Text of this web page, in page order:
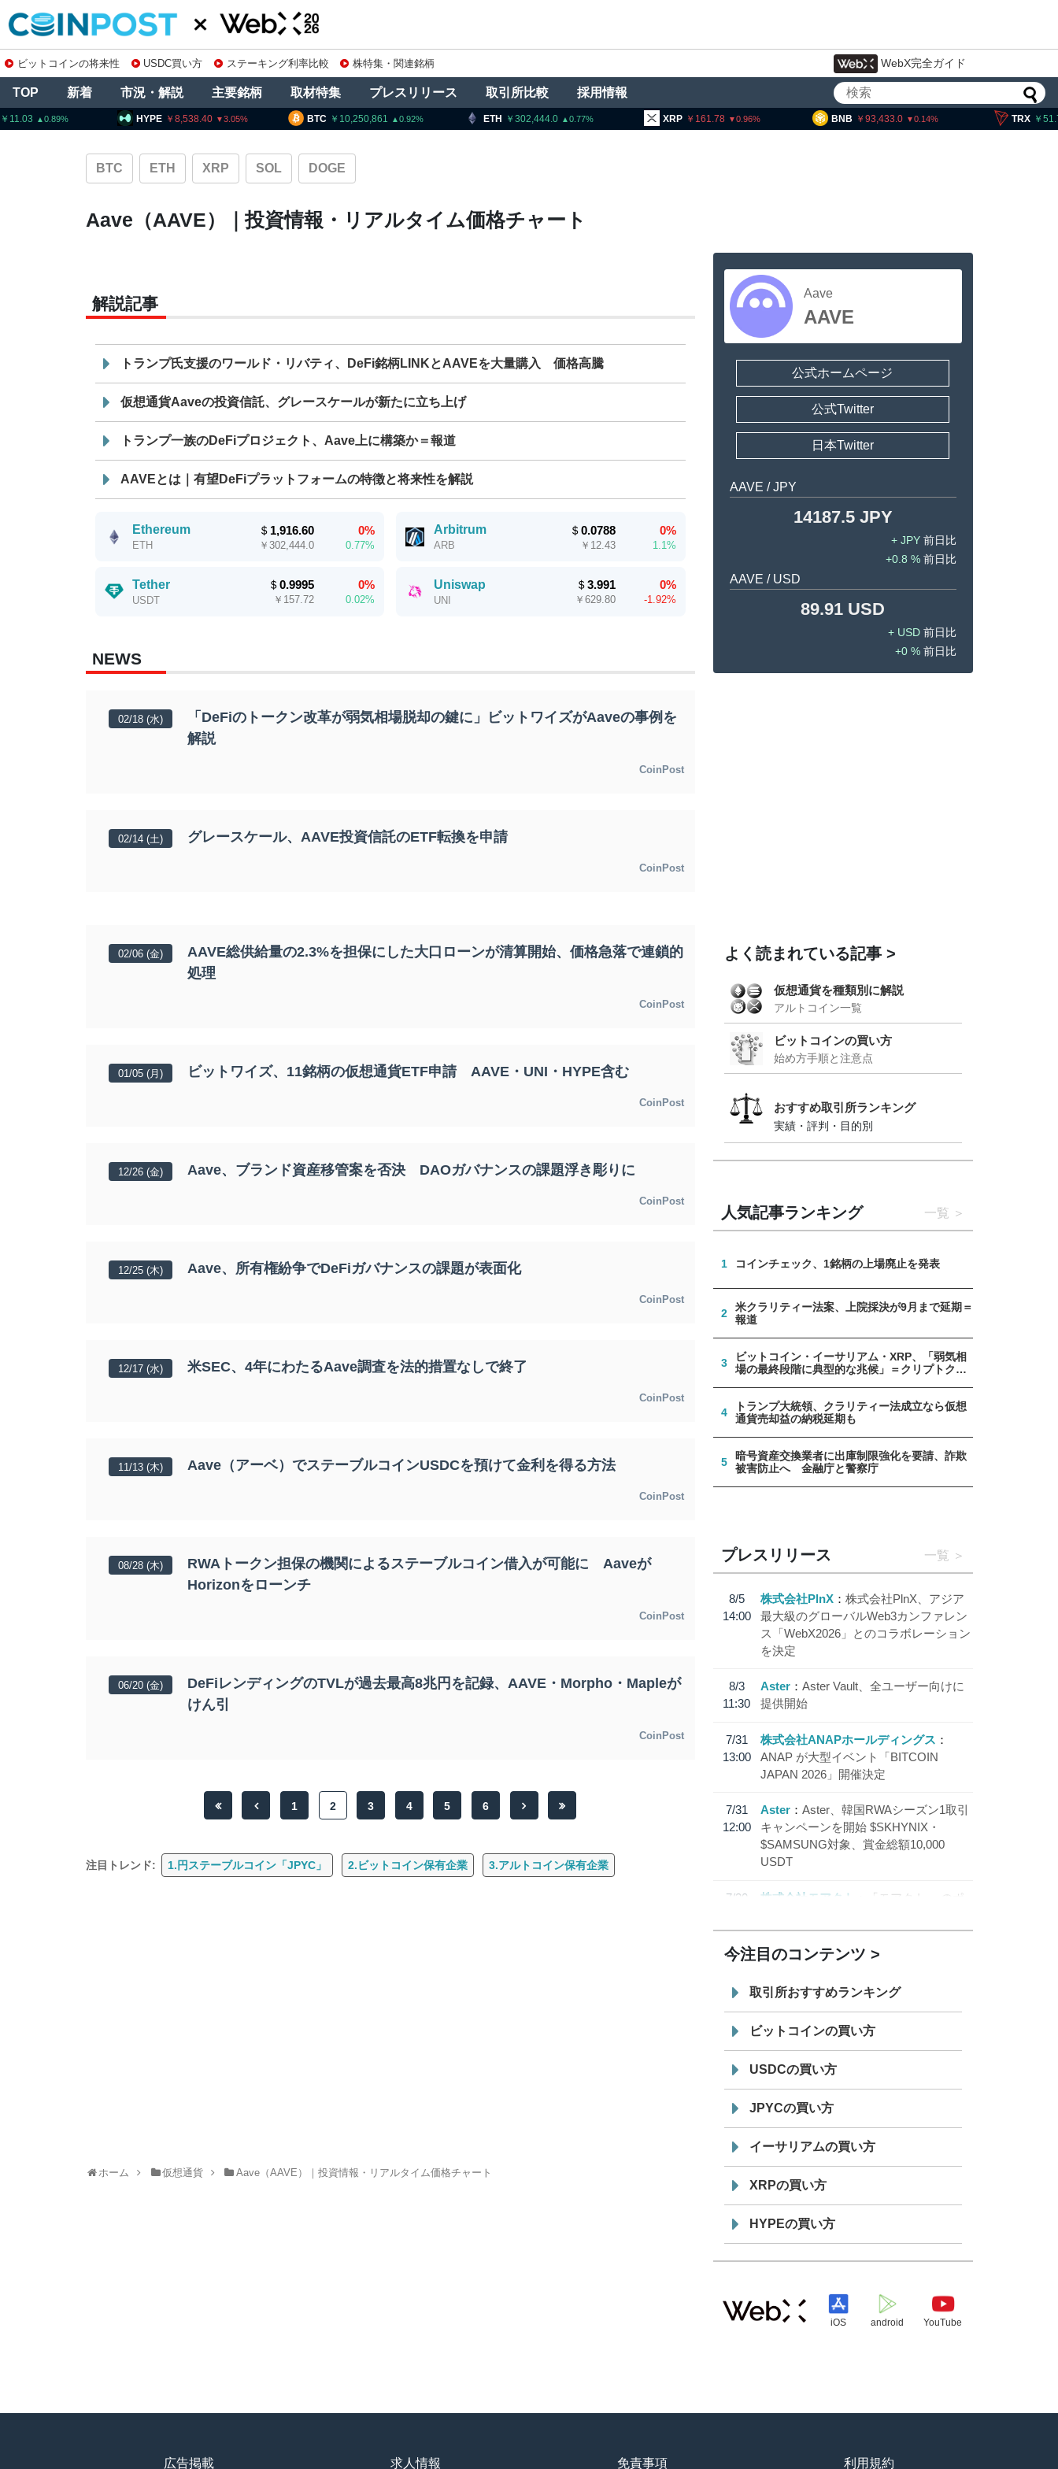
ビットコインの将来性 USDC買い方 ステーキング利率比較 株特集・関連銘柄 WebX完全ガイド
TOP 新着 市況・解説 主要銘柄 取材特集 プレスリリース 取引所比較 採用情報
BTC 10,250,861 0.92 ETH 302,444.0 0.77 XRP 161.78 0.96 BNB 93,433.0 0.14 TRX
11.03 0.89 HYPE 8,538.40 3.05
BTC ETH XRP SOL DOGE
Aave（AAVE）｜投資情報・リアルタイム価格チャート
解説記事
トランプ氏支援のワールド・リバティ、DeFi銘柄LINKとAAVEを大量購入 価格高騰
仮想通貨Aaveの投資信託、グレースケールが新たに立ち上げ
トランプ一族のDeFiプロジェクト、Aave上に構築か＝報道
AAVEとは｜有望DeFiプラットフォームの特徴と将来性を解説
Ethereum
ETH
＄ 1,916.60
￥302,444.0
0%
0.77%
Arbitrum
ARB
＄0.0788
￥ 12.43
0%
1.1%
Tether
USDT
＄0.9995
￥ 157.72
0%
0.02%
Uniswap
UNI
＄3.991
￥ 629.80
0%
-1.92%
NEWS
02/18 (水)
「DeFiのトークン改革が弱気相場脱却の鍵に」ビットワイズがAaveの事例を
解説
CoinPost
02/14 (土) グレースケール、AAVE投資信託のETF転換を申請
CoinPost
02/06 (金)
AAVE総供給量の2.3%を担保にした大口ローンが清算開始、価格急落で連鎖的
処理
CoinPost
01/05 (月) ビットワイズ、11銘柄の仮想通貨ETF申請 AAVE・UNI・HYPE含む
CoinPost
12/26 (金) Aave、ブランド資産移管案を否決 DAOガバナンスの課題浮き彫りに
CoinPost
12/25 (木) Aave、所有権紛争でDeFiガバナンスの課題が表面化
CoinPost
12/17 (水) 米SEC、4年にわたるAave調査を法的措置なしで終了
CoinPost
11/13 (木) Aave（アーベ）でステーブルコインUSDCを預けて金利を得る方法
CoinPost
08/28 (木)
RWAトークン担保の機関によるステーブルコイン借入が可能に Aaveが
Horizonをローンチ
CoinPost
06/20 (金)
DeFiレンディングのTVLが過去最高8兆円を記録、AAVE・Morpho・Mapleが
けん引
CoinPost
1 2 3 4 5 6
注目トレンド: 1.円ステーブルコイン「JPYC」 2.ビットコイン保有企業 3.アルトコイン保有企業
ホーム 仮想通貨 Aave（AAVE）｜投資情報・リアルタイム価格チャート
Aave
AAVE
公式ホームページ
公式Twitter
日本Twitter
AAVE / JPY
14187.5 JPY
JPY
0.8 %
AAVE / USD
89.91 USD
USD
0 %
よく読まれている記事
仮想通貨を種類別に解説
アルトコイン一覧
ビットコインの買い方
始め方手順と注意点
おすすめ取引所ランキング
実績・評判・目的別
人気記事ランキング 一覧
1 コインチェック、1銘柄の上場廃止を発表
2
米クラリティー法案、上院採決が9月まで延期＝
報道
3
ビットコイン・イーサリアム・XRP、「弱気相
場の最終段階に典型的な兆候」＝クリプトクア
4
トランプ大統領、クラリティー法成立なら仮想
通貨売却益の納税延期も
5
暗号資産交換業者に出庫制限強化を要請、詐欺
被害防止へ 金融庁と警察庁
プレスリリース 一覧
8/5
14:00
株式会社PlnX
株式会社PlnX、アジア
最大級のグローバルWeb3カンファレン
ス「WebX2026」とのコラボレーション
を決定
8/3
11:30
Aster
Aster Vault、全ユーザー向けに
提供開始
7/31
13:00
株式会社ANAPホールディングス
ANAP が大型イベント「BITCOIN
JAPAN 2026」開催決定
7/31
12:00
Aster
Aster、韓国RWAシーズン1取引
キャンペーンを開始 $SKHYNIX・
$SAMSUNG対象、賞金総額10,000
USDT
7/30
株式会社モアクト
「モアクト」 のポ
「 JPYC」を追加
19:30
てステーブルコイン「JPYSC」徹底解
説セミナーを開催
今注目のコンテンツ
取引所おすすめランキング
ビットコインの買い方
USDCの買い方
JPYCの買い方
イーサリアムの買い方
XRPの買い方
HYPEの買い方
iOS android YouTube
広告掲載 求人情報 免責事項 利用規約